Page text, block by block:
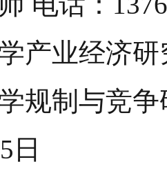
产业经济研
规制与竞
日